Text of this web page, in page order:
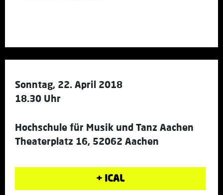
Sonntag, 22. April 2018
18.30 Uhr
Hochschule für Musik und Tanz Aachen
Theaterplatz 16, 52062 Aachen
+ ICAL